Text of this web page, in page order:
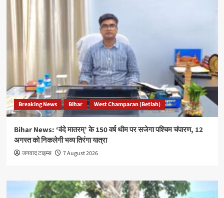
Breaking News Bihar West Champaran (Betiah)
Bihar News: ‘वंदे मातरम्’ के 150 वर्ष थीम पर सजेगा पश्चिम चंपारण, 12
अगस्त को निकलेगी भव्य तिरंगा यात्रा
जनवाद टाइम्स 7 August 2026